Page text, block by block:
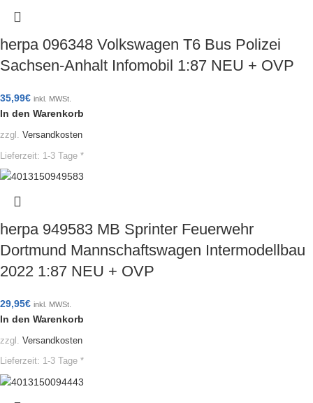
herpa 096348 Volkswagen T6 Bus Polizei
Sachsen-Anhalt Infomobil 1:87 NEU + OVP
35,99€ inkl. MWSt.
In den Warenkorb
zzgl. Versandkosten
Lieferzeit: 1-3 Tage *
herpa 949583 MB Sprinter Feuerwehr
Dortmund Mannschaftswagen Intermodellbau
2022 1:87 NEU + OVP
29,95€ inkl. MWSt.
In den Warenkorb
zzgl. Versandkosten
Lieferzeit: 1-3 Tage *